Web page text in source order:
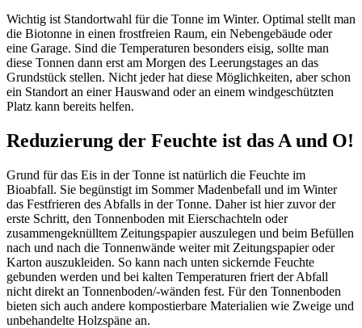
Wichtig ist Standortwahl für die Tonne im Winter. Optimal stellt man
die Biotonne in einen frostfreien Raum, ein Nebengebäude oder
eine Garage. Sind die Temperaturen besonders eisig, sollte man
diese Tonnen dann erst am Morgen des Leerungstages an das
Grundstück stellen. Nicht jeder hat diese Möglichkeiten, aber schon
ein Standort an einer Hauswand oder an einem windgeschützten
Platz kann bereits helfen.
Reduzierung der Feuchte ist das A und O!
Grund für das Eis in der Tonne ist natürlich die Feuchte im
Bioabfall. Sie begünstigt im Sommer Madenbefall und im Winter
das Festfrieren des Abfalls in der Tonne. Daher ist hier zuvor der
erste Schritt, den Tonnenboden mit Eierschachteln oder
zusammengeknülltem Zeitungspapier auszulegen und beim Befüllen
nach und nach die Tonnenwände weiter mit Zeitungspapier oder
Karton auszukleiden. So kann nach unten sickernde Feuchte
gebunden werden und bei kalten Temperaturen friert der Abfall
nicht direkt an Tonnenboden/-wänden fest. Für den Tonnenboden
bieten sich auch andere kompostierbare Materialien wie Zweige und
unbehandelte Holzspäne an.